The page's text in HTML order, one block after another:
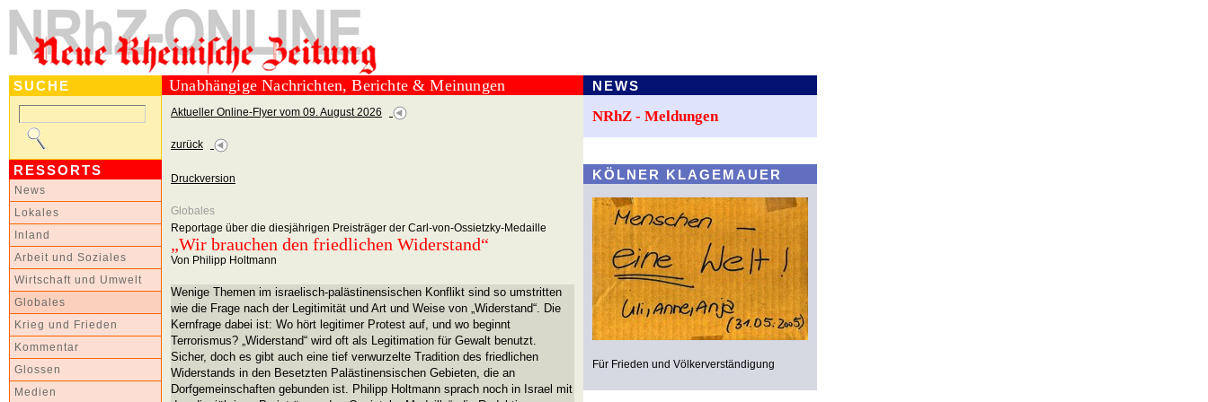
SUCHE
RESSORTS
News
Lokales
Inland
Arbeit und Soziales
Wirtschaft und Umwelt
Globales
Krieg und Frieden
Kommentar
Glossen
Medien
Unabhängige Nachrichten, Berichte & Meinungen
Aktueller Online-Flyer vom 09. August 2026
zurück
Druckversion
Globales
Reportage über die diesjährigen Preisträger der Carl-von-Ossietzky-Medaille
„Wir brauchen den friedlichen Widerstand“
Von Philipp Holtmann
Wenige Themen im israelisch-palästinensischen Konflikt sind so umstritten
wie die Frage nach der Legitimität und Art und Weise von „Widerstand“. Die
Kernfrage dabei ist: Wo hört legitimer Protest auf, und wo beginnt
Terrorismus? „Widerstand“ wird oft als Legitimation für Gewalt benutzt.
Sicher, doch es gibt auch eine tief verwurzelte Tradition des friedlichen
Widerstands in den Besetzten Palästinensischen Gebieten, die an
Dorfgemeinschaften gebunden ist. Philipp Holtmann sprach noch in Israel mit
NEWS
NRhZ - Meldungen
KÖLNER KLAGEMAUER
Für Frieden und Völkerverständigung